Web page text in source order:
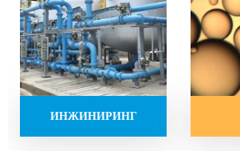
ИНЖИНИРИНГ